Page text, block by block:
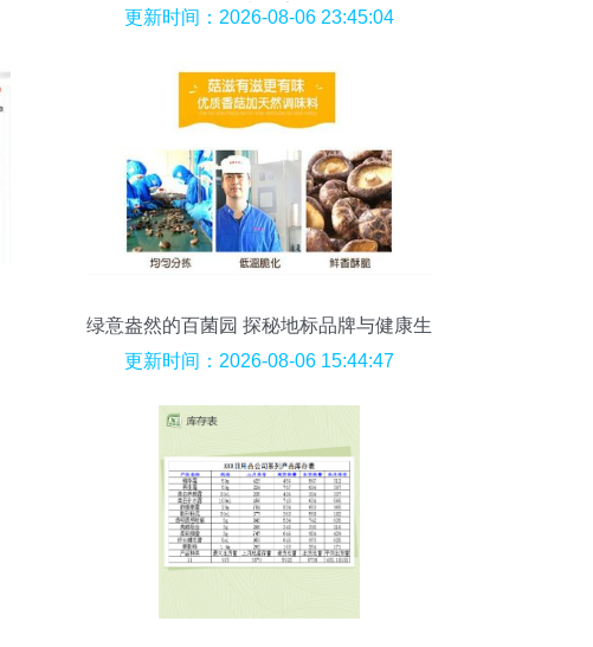
存水警告
更新时间：2026-08-06 23:45:04
绿意盎然的百菌园 探秘地标品牌与健康生
活
更新时间：2026-08-06 15:44:47